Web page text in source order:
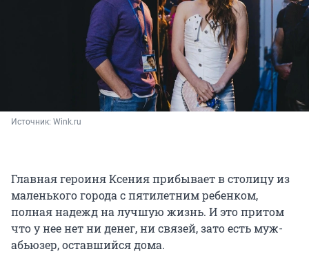
Источник: Wink.ru
Главная героиня Ксения прибывает в столицу из
маленького города с пятилетним ребенком,
полная надежд на лучшую жизнь. И это притом
что у нее нет ни денег, ни связей, зато есть муж-
абьюзер, оставшийся дома.